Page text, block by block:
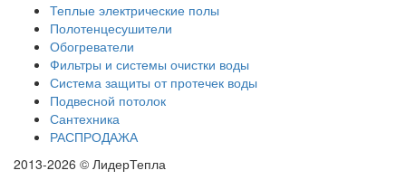
Теплые электрические полы
Полотенцесушители
Обогреватели
Фильтры и системы очистки воды
Система защиты от протечек воды
Подвесной потолок
Сантехника
РАСПРОДАЖА
2013-2026 © ЛидерТепла